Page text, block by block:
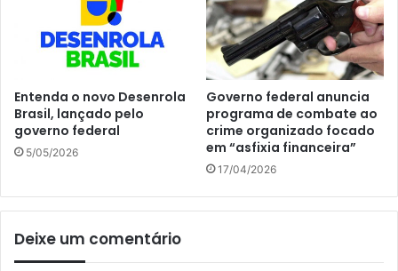
Entenda o novo Desenrola
Brasil, lançado pelo
governo federal
5/05/2026
Governo federal anuncia
programa de combate ao
crime organizado focado
em “asfixia financeira”
17/04/2026
Deixe um comentário